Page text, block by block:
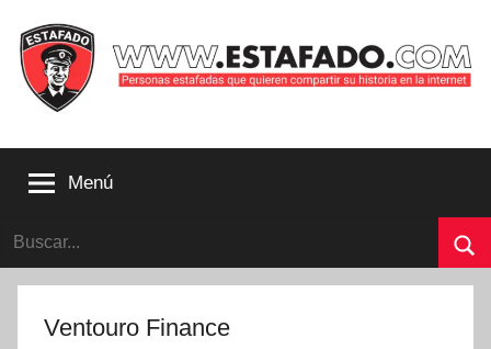
contenido
que
compartir
su
Menú
Buscar:
Ventouro Finance